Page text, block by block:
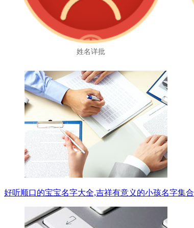
姓名详批
好听顺口的宝宝名字大全,吉祥有意义的小孩名字集合